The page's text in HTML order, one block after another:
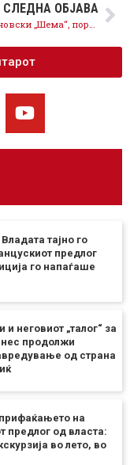
СЛЕДНА ОБЈАВА
тајно го
предлог
го напаѓаше
неговиот „талог“ за
продолжи
од страна
на
предлог од власта:
во лето, во